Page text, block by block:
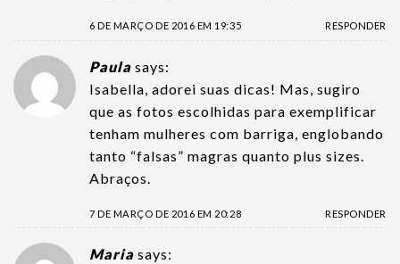
6 DE MARÇO DE 2016 EM 19:35 RESPONDER
Paula says:
Isabella, adorei suas dicas! Mas, sugiro
que as fotos escolhidas para exemplificar
tenham mulheres com barriga, englobando
tanto “falsas” magras quanto plus sizes.
Abraços.
7 DE MARÇO DE 2016 EM 20:28 RESPONDER
Maria says: